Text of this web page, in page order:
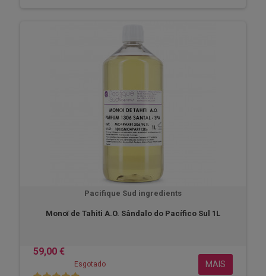
Pacifique Sud ingredients
Monoï de Tahiti A.O. Sândalo do Pacífico Sul 1L
59,00 €
Esgotado MAIS